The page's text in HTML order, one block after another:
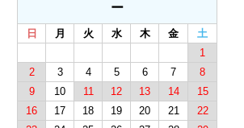
ー
日 月 火 水 木 金
土
1
2
3 4 5 6 7
8
9
10 11 12 13 14
15
16
17 18 19 20 21
22